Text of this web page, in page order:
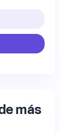
más